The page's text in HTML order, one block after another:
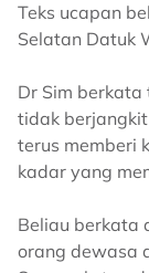
Teks ucapan
Selatan Datuk
Dr Sim
tidak
terus memberi
kadar yang
Beliau berkata
orang dewasa